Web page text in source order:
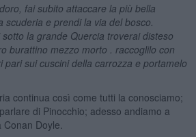
fai subito attaccare la più bella
scuderia e prendi la via del bosco.
la grande Quercia troverai disteso
burattino mezzo morto . raccoglilo con
pari sui cuscini della carrozza e portamelo
continua così come tutti la conosciamo;
di Pinocchio; adesso andiamo a
Doyle.